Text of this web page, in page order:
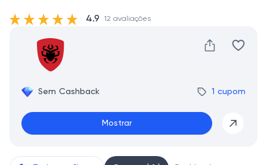
Sem Cashback 1 cupom
Mostrar
4.9 12 avaliações